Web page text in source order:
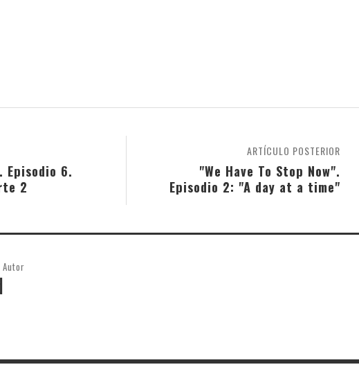
ARTÍCULO POSTERIOR
"We Have To Stop Now".
Episodio 2: "A day at a time"
Episodio 6.
2